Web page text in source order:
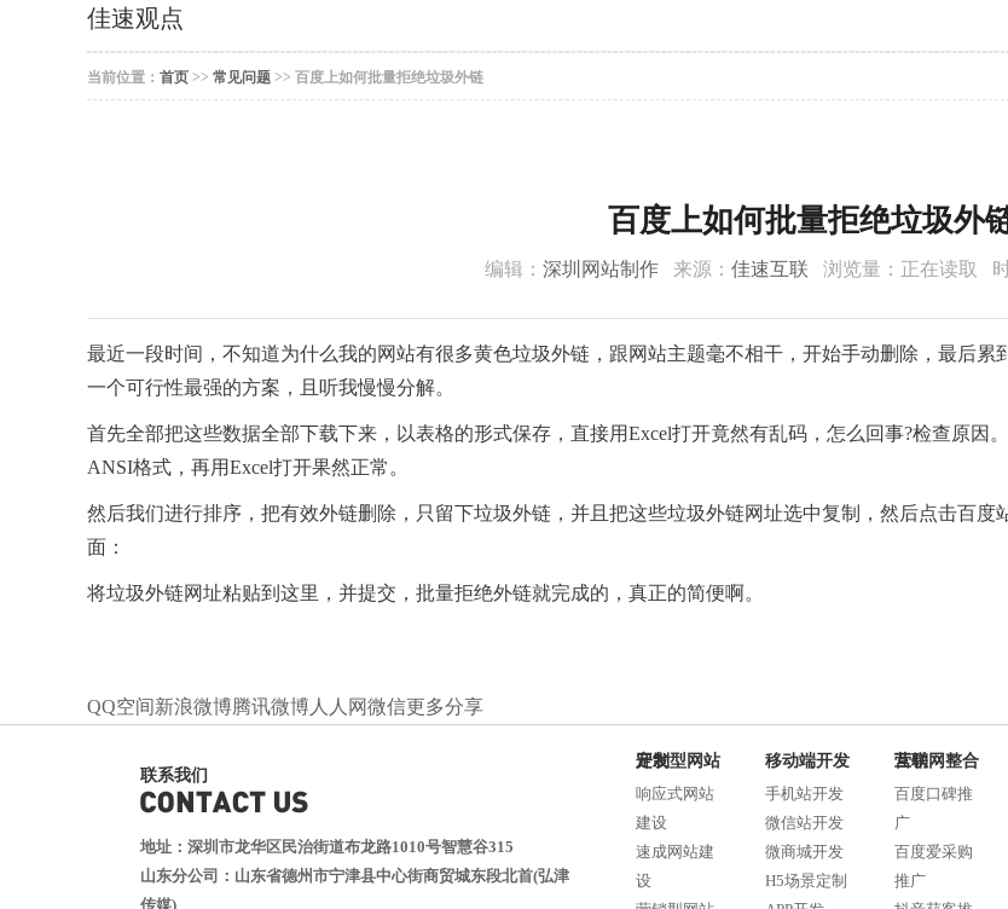
佳速观点
当前位置： 首页 >> 常见问题 >> 百度上如何批量拒绝垃圾外链
百度上如何批量拒绝垃圾外
编辑： 深圳网站制作 来源： 佳速互联 浏览量： 正在读取
最近一段时间，不知道为什么我的网站有很多黄色垃圾外链，跟网站主题毫不相干，开始手动删除，最后
一个可行性最强的方案，且听我慢慢分解。
首先全部把这些数据全部下载下来，以表格的形式保存，直接用Excel打开竟然有乱码，怎么回事?检查原因
ANSI格式，再用Excel打开果然正常。
然后我们进行排序，把有效外链删除，只留下垃圾外链，并且把这些垃圾外链网址选中复制，然后点击百度
面：
将垃圾外链网址粘贴到这里，并提交，批量拒绝外链就完成的，真正的简便啊。
QQ空间新浪微博腾讯微博 人人网微信更多分享
联系我们
地址：深圳市龙华区民治街道布龙路1010号智慧谷315
山东分公司：山东省德州市宁津县中心街商贸城东段北首(弘津
传媒)
定制型网站开发
响应式网站
建设
速成网站建
设
移动端开发
手机站开发
微信站开发
微商城开发
H5场景定制
互联网整合营销
百度口碑推
广
百度爱采购
推广